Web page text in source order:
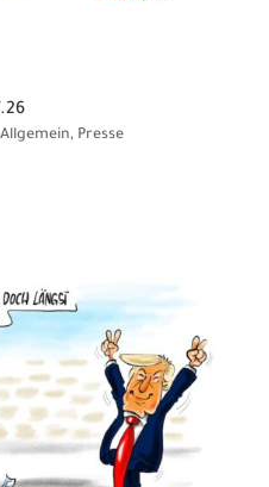
Allgemein, Presse